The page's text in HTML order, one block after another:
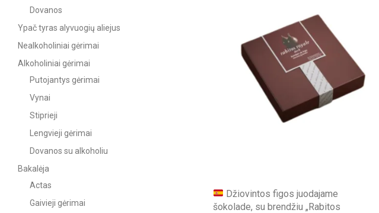
Dovanos
Ypač tyras alyvuogių aliejus
Nealkoholiniai gėrimai
Alkoholiniai gėrimai
Putojantys gėrimai
Vynai
Stiprieji
Lengvieji gėrimai
Dovanos su alkoholiu
Bakalėja
Actas
Gaivieji gėrimai
Džiovintos figos juodajame
šokolade, su brendžiu „Rabitos